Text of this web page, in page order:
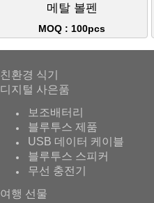
메탈 볼펜
MOQ : 100pcs
친환경 식기
디지털 사은품
보조배터리
블루투스 제품
USB 데이터 케이블
블루투스 스피커
무선 충전기
여행 선물